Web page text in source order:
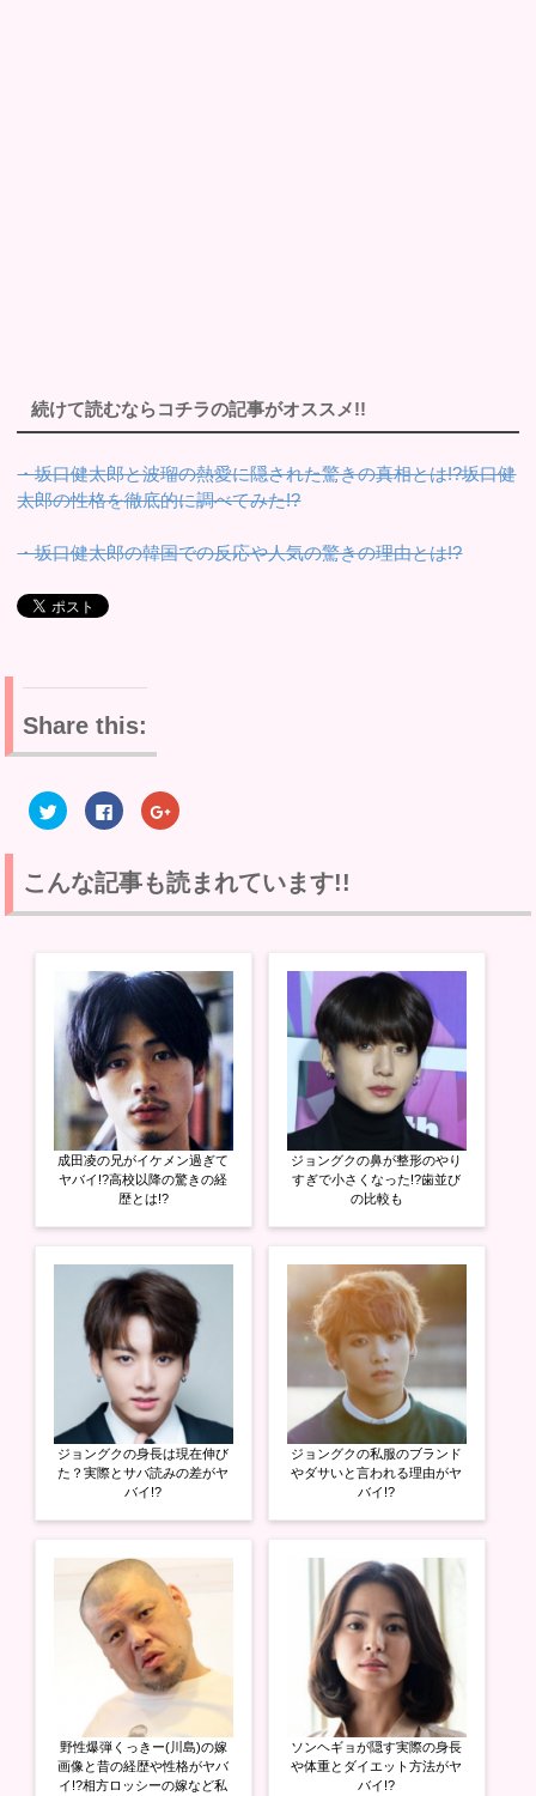
続けて読むならコチラの記事がオススメ!!
・坂口健太郎と波瑠の熱愛に隠された驚きの真相とは!?坂口健
太郎の性格を徹底的に調べてみた!?
・坂口健太郎の韓国での反応や人気の驚きの理由とは!?
Share this:
ク
リ
て
T
w
i
で
共
有
新
し
い
ィ
ン
ド
ウ
で
開
す
F
a
o
o
k
で
る
に
ク
リ
ッ
ク
し
て
く
だ
さ
い
(
新
し
い
ウ
ド
ウ
で
開
き
ま
す
)
ク
リ
て
G
o
o
+
新
し
い
ィ
ン
ド
ウ
で
開
す
こんな記事も読まれています!!
成田凌の兄がイケメン過ぎて
ヤバイ!?高校以降の驚きの経
歴とは!?
ジョングクの身長は現在伸び
た？実際とサバ読みの差がヤ
バイ!?
野性爆弾くっきー(川島)の嫁
画像と昔の経歴や性格がヤバ
イ!?相方ロッシーの嫁など私
ジョングクの鼻が整形のやり
すぎで小さくなった!?歯並び
の比較も
ジョングクの私服のブランド
やダサいと言われる理由がヤ
バイ!?
ソンヘギョが隠す実際の身長
や体重とダイエット方法がヤ
バイ!?